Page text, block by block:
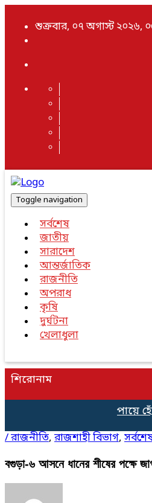
শুক্রবার, ০৭ অগাস্ট ২০২৬,
Toggle navigation
সর্বশেষ
জাতীয়
সারাদেশ
আন্তর্জাতিক
রাজনীতি
অপরাধ
কৃষি
দুর্ঘটনা
খেলাধুলা
শিরোনাম
পায়ে
/রাজনীতি, রাজশাহী বিভাগ,
বগুড়া-৬ আসনে ধানের শীষের পক্ষে